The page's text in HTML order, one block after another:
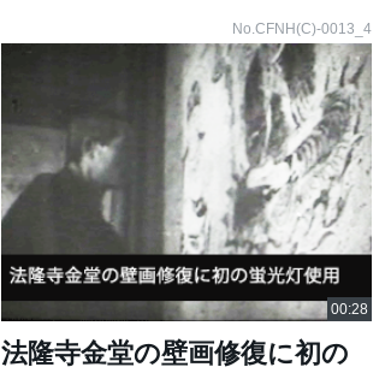
No.CFNH(C)-0013_4
法隆寺金堂の壁画修復に初の